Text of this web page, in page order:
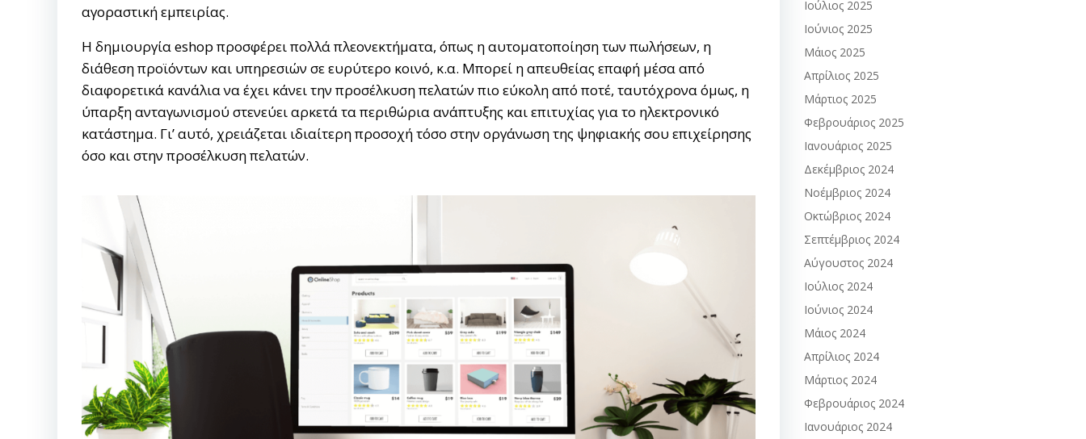
αγοραστική εμπειρίας.
Η δημιουργία eshop προσφέρει πολλά πλεονεκτήματα, όπως η αυτοματοποίηση των πωλήσεων, η
διάθεση προϊόντων και υπηρεσιών σε ευρύτερο κοινό, κ.α. Μπορεί η απευθείας επαφή μέσα από
διαφορετικά κανάλια να έχει κάνει την προσέλκυση πελατών πιο εύκολη από ποτέ, ταυτόχρονα όμως, η
ύπαρξη ανταγωνισμού στενεύει αρκετά τα περιθώρια ανάπτυξης και επιτυχίας για το ηλεκτρονικό
κατάστημα. Γι’ αυτό, χρειάζεται ιδιαίτερη προσοχή τόσο στην οργάνωση της ψηφιακής σου επιχείρησης
όσο και στην προσέλκυση πελατών.
Ιούλιος 2025
Ιούνιος 2025
Μάιος 2025
Απρίλιος 2025
Μάρτιος 2025
Φεβρουάριος 2025
Ιανουάριος 2025
Δεκέμβριος 2024
Νοέμβριος 2024
Οκτώβριος 2024
Σεπτέμβριος 2024
Αύγουστος 2024
Ιούλιος 2024
Ιούνιος 2024
Μάιος 2024
Απρίλιος 2024
Μάρτιος 2024
Φεβρουάριος 2024
Ιανουάριος 2024